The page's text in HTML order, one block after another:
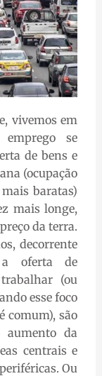
vivemos em
se
de bens e
(ocupação
baratas)
mais longe,
da terra.
decorrente
a oferta de
(ou
esse foco
comum), são
aumento da
centrais e
Ou